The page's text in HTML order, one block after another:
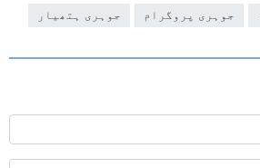
جوہری پروگرام جوہری ہتھیار